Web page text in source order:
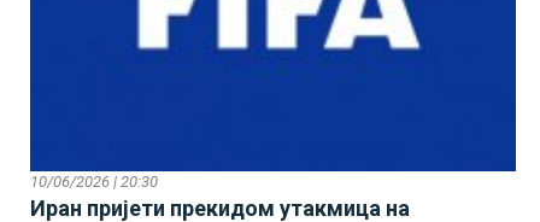
10/06/2026 | 20:30
Иран пријети прекидом утакмица на